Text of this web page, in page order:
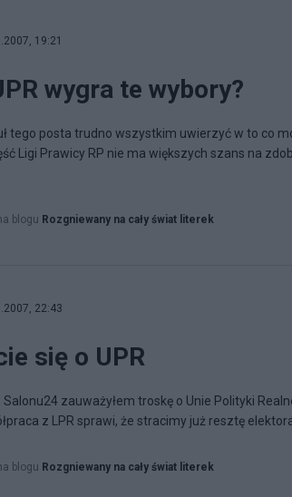
19:21
wygra te wybory?
tego posta trudno wszystkim uwierzyć w to co
Ligi Prawicy RP nie ma większych szans na
blogu Rozgniewany na cały świat literek
22:43
się o UPR
zauważyłem troskę o Unie Polityki
z LPR sprawi, że stracimy już resztę
blogu Rozgniewany na cały świat literek